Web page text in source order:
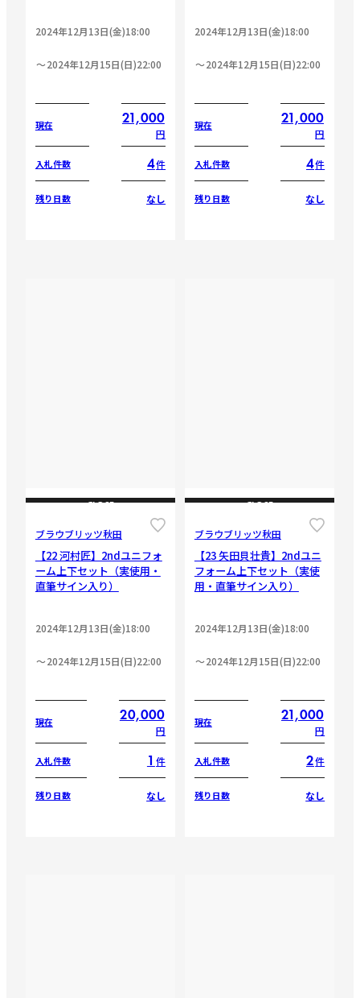
2024年12月13日(金)18:00
2024年12月15日(日)22:00
現在 21,000
円
入札件数 4件
残り日数 なし
2024年12月13日(金)18:00
2024年12月15日(日)22:00
現在 21,000
円
入札件数 4件
残り日数 なし
CLOSE
ブラウブリッツ秋田
【22 河村匠】2ndユニフォ
ーム上下セット（実使用・
直筆サイン入り）
2024年12月13日(金)18:00
2024年12月15日(日)22:00
現在 20,000
円
入札件数 1 件
残り日数 なし
CLOSE
ブラウブリッツ秋田
【23 矢田貝壮貴】2ndユニ
フォーム上下セット（実使
用・直筆サイン入り）
2024年12月13日(金)18:00
2024年12月15日(日)22:00
現在 21,000
円
入札件数 2件
残り日数 なし